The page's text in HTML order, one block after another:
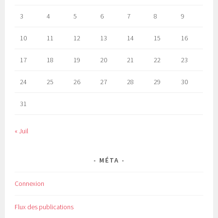
3 4 5 6 7 8 9
10 11 12 13 14 15 16
17 18 19 20 21 22 23
24 25 26 27 28 29 30
31
« Juil
MÉTA
Connexion
Flux des publications